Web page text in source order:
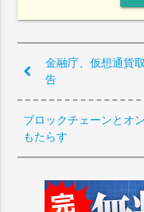
金融庁、仮想通貨
告
ブロックチェーンとオ
もたらす